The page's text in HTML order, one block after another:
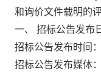
和询价文件载明的
一、
招标公告发布
招标公告发布时间：
招标公告发布媒体